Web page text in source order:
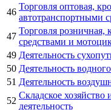
46
Торговля оптовая,
автотранспортными
47
Торговля розничная,
средствами и
49 Деятельность
50 Деятельность
51 Деятельность
52
Складское хозяйство
деятельность